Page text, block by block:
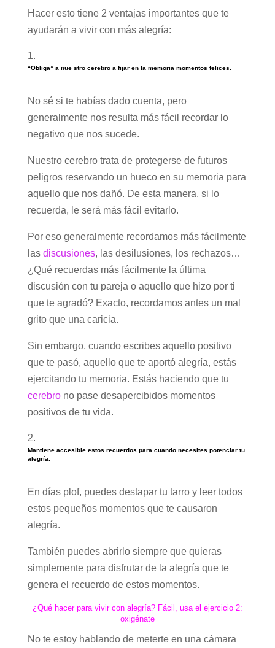
Hacer esto tiene 2 ventajas importantes que te
ayudarán a vivir con más alegría:
“Obliga” a nue stro cerebro a fijar en la memoria momentos felices.
No sé si te habías dado cuenta, pero
generalmente nos resulta más fácil recordar lo
negativo que nos sucede.
Nuestro cerebro trata de protegerse de futuros
peligros reservando un hueco en su memoria para
aquello que nos dañó. De esta manera, si lo
recuerda, le será más fácil evitarlo.
Por eso generalmente recordamos más fácilmente
las discusiones, las desilusiones, los rechazos…
¿Qué recuerdas más fácilmente la última
discusión con tu pareja o aquello que hizo por ti
que te agradó? Exacto, recordamos antes un mal
grito que una caricia.
Sin embargo, cuando escribes aquello positivo
que te pasó, aquello que te aportó alegría, estás
ejercitando tu memoria. Estás haciendo que tu
cerebrono pase desapercibidos momentos
positivos de tu vida.
Mantiene accesible estos recuerdos para cuando necesites potenciar tu
alegría.
En días plof, puedes destapar tu tarro y leer todos
estos pequeños momentos que te causaron
alegría.
También puedes abrirlo siempre que quieras
simplemente para disfrutar de la alegría que te
genera el recuerdo de estos momentos.
¿Qué hacer para vivir con alegría? Fácil, usa el ejercicio 2:
oxigénate
No te estoy hablando de meterte en una cámara